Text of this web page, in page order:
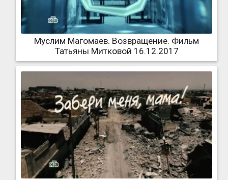
Муслим Магомаев. Возвращение. Фильм
Татьяны Митковой 16.12.2017